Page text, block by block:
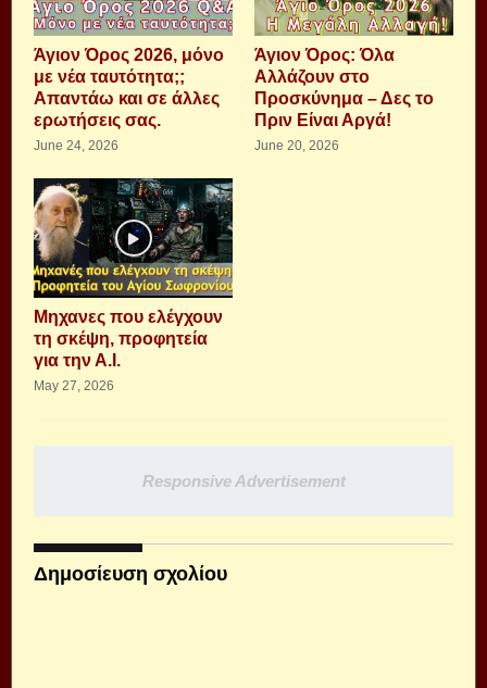
Άγιον Όρος 2026, μόνο
με νέα ταυτότητα;;
Απαντάω και σε άλλες
ερωτήσεις σας.
June 24, 2026
Άγιον Όρος: Όλα
Αλλάζουν στο
Προσκύνημα – Δες το
Πριν Είναι Αργά!
June 20, 2026
Μηχανες που ελέγχουν
τη σκέψη, προφητεία
για την Α.Ι.
May 27, 2026
Responsive Advertisement
Δημοσίευση σχολίου